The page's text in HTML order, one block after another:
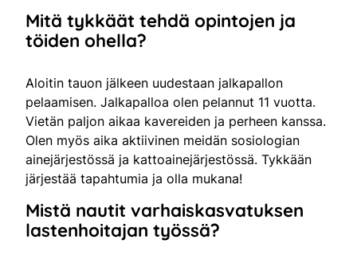
Mitä tykkäät tehdä opintojen ja
töiden ohella?
Aloitin tauon jälkeen uudestaan jalkapallon
pelaamisen. Jalkapalloa olen pelannut 11 vuotta.
Vietän paljon aikaa kavereiden ja perheen kanssa.
Olen myös aika aktiivinen meidän sosiologian
ainejärjestössä ja kattoainejärjestössä. Tykkään
järjestää tapahtumia ja olla mukana!
Mistä nautit varhaiskasvatuksen
lastenhoitajan työssä?